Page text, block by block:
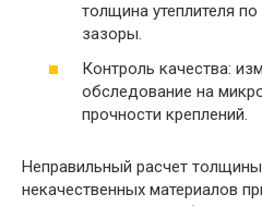
толщина утеплителя
зазоры.
Контроль качества:
обследование на
прочности креплений.
Неправильный расчет
некачественных материалов